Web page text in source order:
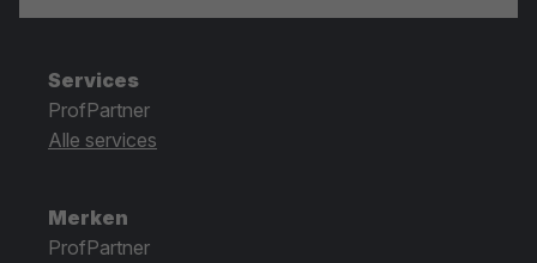
Services
ProfPartner
Alle services
Merken
ProfPartner